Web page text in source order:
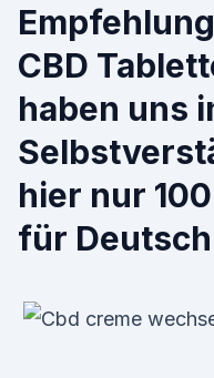
CBD
haben uns
hier nur
für